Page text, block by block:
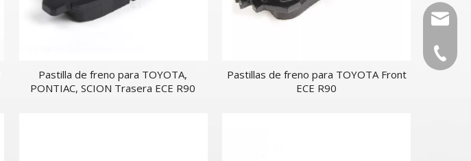
Pastilla de freno para TOYOTA,
PONTIAC, SCION Trasera ECE R90
Pastillas de freno para TOYOTA Front
ECE R90
0086-